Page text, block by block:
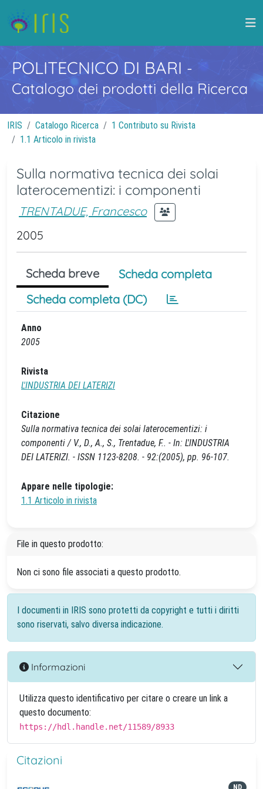
POLITECNICO DI BARI -
Catalogo dei prodotti della Ricerca
IRIS Catalogo Ricerca
1 Contributo su Rivista
1.1 Articolo in rivista
Sulla normativa tecnica dei solai
laterocementizi: i componenti
TRENTADUE, Francesco
2005
Scheda breve
Scheda completa
Scheda completa (DC)
Anno
2005
Rivista
L'INDUSTRIA DEI LATERIZI
Citazione
Sulla normativa tecnica dei solai laterocementizi: i
componenti / V., D., A., S., Trentadue, F.. - In: L'INDUSTRIA
DEI LATERIZI. - ISSN 1123-8208. - 92:(2005), pp. 96-107.
Appare nelle tipologie:
1.1 Articolo in rivista
File in questo prodotto:
Non ci sono file associati a questo prodotto.
I documenti in IRIS sono protetti da copyright e tutti i diritti
sono riservati, salvo diversa indicazione.
Informazioni
Utilizza questo identificativo per citare o creare un link a
questo documento:
https://hdl.handle.net/11589/8933
Citazioni
ND